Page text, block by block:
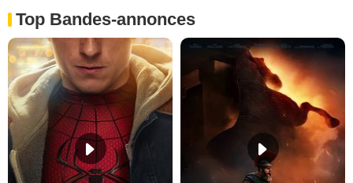
Top Bandes-annonces